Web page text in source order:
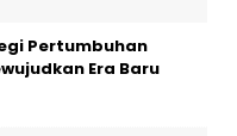
Pertumbuhan
Era Baru